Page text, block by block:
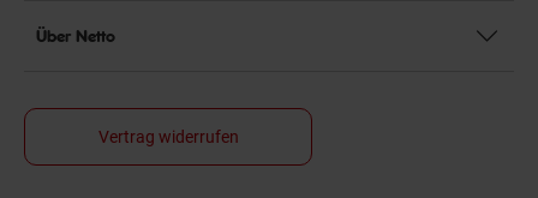
Über Netto
Vertrag widerrufen